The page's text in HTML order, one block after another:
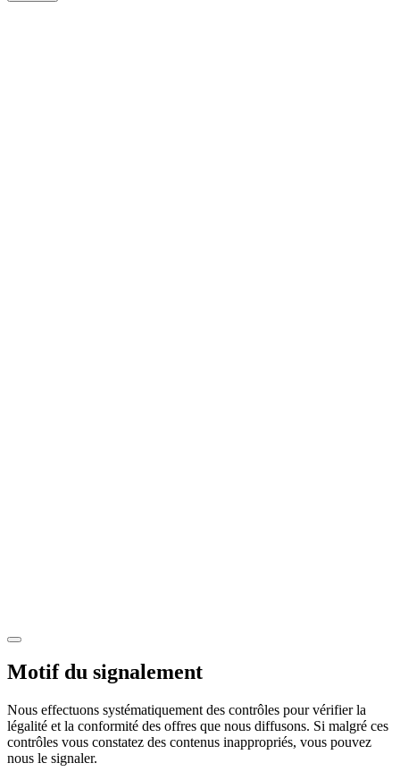
Motif du signalement
Nous effectuons systématiquement des contrôles pour vérifier la
légalité et la conformité des offres que nous diffusons. Si malgré ces
contrôles vous constatez des contenus inappropriés, vous pouvez
nous le signaler.